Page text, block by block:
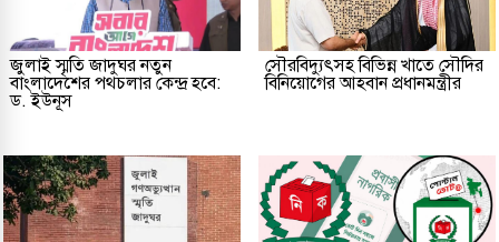
জুলাই স্মৃতি জাদুঘর নতুন
বাংলাদেশের পথচলার কেন্দ্র হবে:
ড. ইউনূস
সৌরবিদ্যুৎসহ বিভিন্ন খাতে সৌদির
বিনিয়োগের আহবান প্রধানমন্ত্রীর